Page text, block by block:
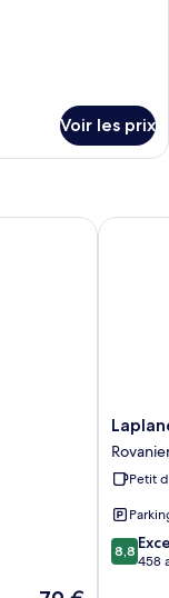
Voir les prix
Lapland
Hotels
Chalets
Petit
8.8
sur
8,8
458
Lapland